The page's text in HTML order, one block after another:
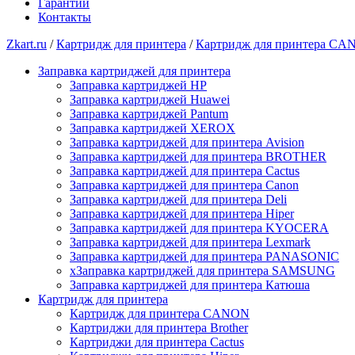
Гарантии
Контакты
Zkart.ru /Картридж для принтера /Картридж для принтера
Заправка картриджей для принтера
Заправка картриджей HP
Заправка картриджей Huawei
Заправка картриджей Pantum
Заправка картриджей XEROX
Заправка картриджей для принтера Avision
Заправка картриджей для принтера BROTHER
Заправка картриджей для принтера Cactus
Заправка картриджей для принтера Canon
Заправка картриджей для принтера Deli
Заправка картриджей для принтера Hiper
Заправка картриджей для принтера KYOCERA
Заправка картриджей для принтера Lexmark
Заправка картриджей для принтера PANASONIC
xЗаправка картриджей для принтера SAMSUNG
Заправка картриджей для принтера Катюша
Картридж для принтера
Картридж для принтера CANON
Картриджи для принтера Brother
Картриджи для принтера Cactus